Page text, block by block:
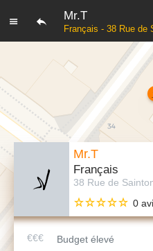
Mr.T
Français - 38 Rue de
Mr.T
Français
38 Rue de
0
Budget élevé